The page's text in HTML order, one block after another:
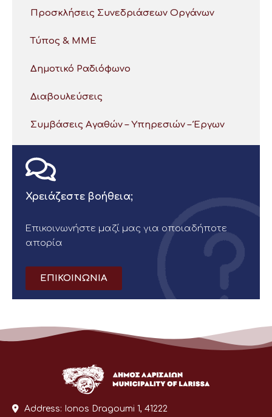
Προσκλήσεις Συνεδριάσεων Οργάνων
Τύπος & ΜΜΕ
Δημοτικό Ραδιόφωνο
Διαβουλεύσεις
Συμβάσεις Αγαθών – Υπηρεσιών – Έργων
Χρειάζεστε βοήθεια;
Επικοινωνήστε μαζί μας για οποιαδήποτε
απορία
ΕΠΙΚΟΙΝΩΝΙΑ
Address: Ionos Dragoumi 1, 41222